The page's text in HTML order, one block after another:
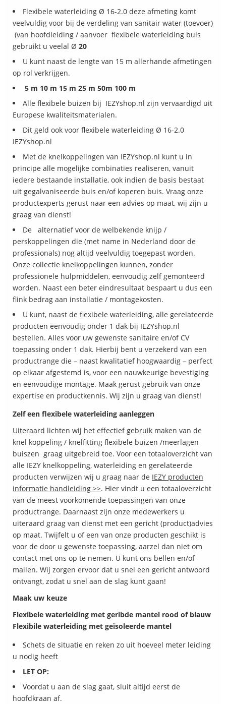
Flexibele waterleiding Ø 16-2.0 deze afmeting komt
veelvuldig voor bij de verdeling van sanitair water (toevoer)
(van hoofdleiding / aanvoer flexibele waterleiding buis
gebruikt u veelal Ø 20
U kunt naast de lengte van 15 m allerhande afmetingen
op rol verkrijgen.
5 m 10 m 15 m 25 m 50m 100 m
Alle flexibele buizen bij IEZYshop.nl zijn vervaardigd uit
Europese kwaliteitsmaterialen.
Dit geld ook voor flexibele waterleiding Ø 16-2.0
IEZYshop.nl
Met de knelkoppelingen van IEZYshop.nl kunt u in
principe alle mogelijke combinaties realiseren, vanuit
iedere bestaande installatie, ook indien de basis bestaat
uit gegalvaniseerde buis en/of koperen buis. Vraag onze
productexperts gerust naar een advies op maat, wij zijn u
graag van dienst!
De alternatief voor de welbekende knijp /
perskoppelingen die (met name in Nederland door de
professionals) nog altijd veelvuldig toegepast worden.
Onze collectie knelkoppelingen kunnen, zonder
professionele hulpmiddelen, eenvoudig zelf gemonteerd
worden. Naast een beter eindresultaat bespaart u dus een
flink bedrag aan installatie / montagekosten.
U kunt, naast de flexibele waterleiding, alle gerelateerde
producten eenvoudig onder 1 dak bij IEZYshop.nl
bestellen. Alles voor uw gewenste sanitaire en/of CV
toepassing onder 1 dak. Hierbij bent u verzekerd van een
productrange die – naast kwalitatief hoogwaardig – perfect
op elkaar afgestemd is, voor een nauwkeurige bevestiging
en eenvoudige montage. Maak gerust gebruik van onze
expertise en productkennis. Wij zijn u graag van dienst!
Zelf een flexibele waterleiding aanleggen
Uiteraard lichten wij het effectief gebruik maken van de
knel koppeling / knelfitting flexibele buizen /meerlagen
buiszen graag uitgebreid toe. Voor een totaaloverzicht van
alle IEZY knelkoppeling, waterleiding en gerelateerde
producten verwijzen wij u graag naar de IEZY producten
informatie handleiding >>. Hier vindt u een totaaloverzicht
van de meest voorkomende toepassingen van onze
productrange. Daarnaast zijn onze medewerkers u
uiteraard graag van dienst met een gericht (product)advies
op maat. Twijfelt u of een van onze producten geschikt is
voor de door u gewenste toepassing, aarzel dan niet om
contact met ons op te nemen. U kunt ons bellen en/of
mailen. Wij zorgen ervoor dat u snel een gericht antwoord
ontvangt, zodat u snel aan de slag kunt gaan!
Maak uw keuze
Flexibele waterleiding met geribde mantel rood of blauw
Flexibile waterleiding met geïsoleerde mantel
Schets de situatie en reken zo uit hoeveel meter leiding
u nodig heeft
LET OP:
Voordat u aan de slag gaat, sluit altijd eerst de
hoofdkraan af.